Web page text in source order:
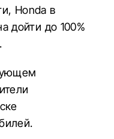
Honda в
дойти до 100%